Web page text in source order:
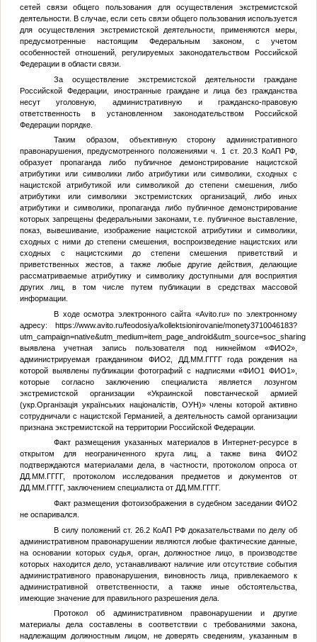
сетей связи общего пользования для осуществления экстремистской
деятельности. В случае, если сеть связи общего пользования используется
для осуществления экстремистской деятельности, применяются меры,
предусмотренные настоящим Федеральным законом, с учетом
особенностей отношений, регулируемых законодательством Российской
Федерации в области связи.
За осуществление экстремистской деятельности граждане
Российской Федерации, иностранные граждане и лица без гражданства
несут уголовную, административную и гражданско-правовую
ответственность в установленном законодательством Российской
Федерации порядке.
Таким образом, объективную сторону административного
правонарушения, предусмотренного положениями ч. 1 ст. 20.3 КоАП РФ,
образует пропаганда либо публичное демонстрирование нацистской
атрибутики или символики либо атрибутики или символики, сходных с
нацистской атрибутикой или символикой до степени смешения, либо
атрибутики или символики экстремистских организаций, либо иных
атрибутики и символики, пропаганда либо публичное демонстрирование
которых запрещены федеральными законами, т.е. публичное выставление,
показ, вывешивание, изображение нацистской атрибутики и символики,
сходных с ними до степени смешения, воспроизведение нацистских или
сходных с нацистскими до степени смешения приветствий и
приветственных жестов, а также любые другие действия, делающие
рассматриваемые атрибутику и символику доступными для восприятия
других лиц, в том числе путем публикации в средствах массовой
информации.
В ходе осмотра электронного сайта «Avito.ru» по электронному
адресу: https://www.avito.ru/feodosiya/kollektsionirovanie/monety3710046183?
utm_campaign=native&utm_medium=item_page_android&utm_source=soc_sharing
выявлена учетная запись пользователя под никнеймом «ФИО2»,
администрируемая гражданином ФИО2, ДД.ММ.ГГГГгода рождения на
которой выявлены публикации фотографий с надписями «ФИО1 ФИО1»,
которые согласно заключению специалиста является лозунгом
экстремистской организации «Украинской повстанческой армией
(укр.Організація українських націоналістів, ОУН)» члены которой активно
сотрудничали с нацистской Германией, а деятельность самой организации
признана экстремистской на территории Российской Федерации.
Факт размещения указанных материалов в Интернет-ресурсе в
открытом для неограниченного круга лиц, а также винаФИО2
подтверждаются материалами дела, в частности, протоколом опроса от
ДД.ММ.ГГГГ, протоколом исследования предметов и документов от
ДД.ММ.ГГГГ, заключением специалиста от ДД.ММ.ГГГГ.
Факт размещения фотоизображения в судебном заседанииФИО2
не оспаривался.
В силу положений ст. 26.2 КоАП РФ доказательствами по делу об
административном правонарушении являются любые фактические данные,
на основании которых судья, орган, должностное лицо, в производстве
которых находится дело, устанавливают наличие или отсутствие события
административного правонарушения, виновность лица, привлекаемого к
административной ответственности, а также иные обстоятельства,
имеющие значение для правильного разрешения дела.
Протокол об административном правонарушении и другие
материалы дела составлены в соответствии с требованиями закона,
надлежащим должностным лицом, не доверять сведениям, указанным в